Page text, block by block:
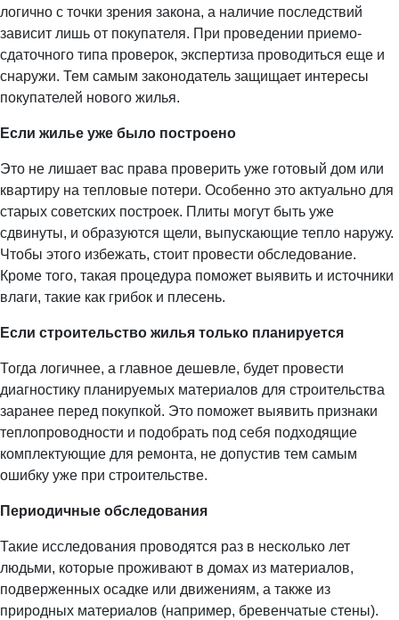
логично с точки зрения закона, а наличие последствий
зависит лишь от покупателя. При проведении приемо-
сдаточного типа проверок, экспертиза проводиться еще и
снаружи. Тем самым законодатель защищает интересы
покупателей нового жилья.
Если жилье уже было построено
Это не лишает вас права проверить уже готовый дом или
квартиру на тепловые потери. Особенно это актуально для
старых советских построек. Плиты могут быть уже
сдвинуты, и образуются щели, выпускающие тепло наружу.
Чтобы этого избежать, стоит провести обследование.
Кроме того, такая процедура поможет выявить и источники
влаги, такие как грибок и плесень.
Если строительство жилья только планируется
Тогда логичнее, а главное дешевле, будет провести
диагностику планируемых материалов для строительства
заранее перед покупкой. Это поможет выявить признаки
теплопроводности и подобрать под себя подходящие
комплектующие для ремонта, не допустив тем самым
ошибку уже при строительстве.
Периодичные обследования
Такие исследования проводятся раз в несколько лет
людьми, которые проживают в домах из материалов,
подверженных осадке или движениям, а также из
природных материалов (например, бревенчатые стены).